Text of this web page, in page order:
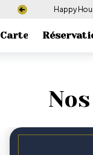
Happy
Carte